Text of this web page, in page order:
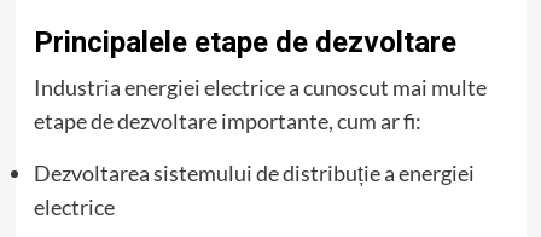
Principalele etape de dezvoltare
Industria energiei electrice a cunoscut mai multe
etape de dezvoltare importante, cum ar fi:
Dezvoltarea sistemului de distribuție a energiei
electrice